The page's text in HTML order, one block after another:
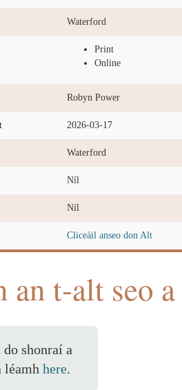
Waterford
Print
Online
Robyn Power
2026-03-17
Waterford
Níl
Níl
Cliceáil anseo don Alt
an t-alt seo
shonraí a
léamh here.